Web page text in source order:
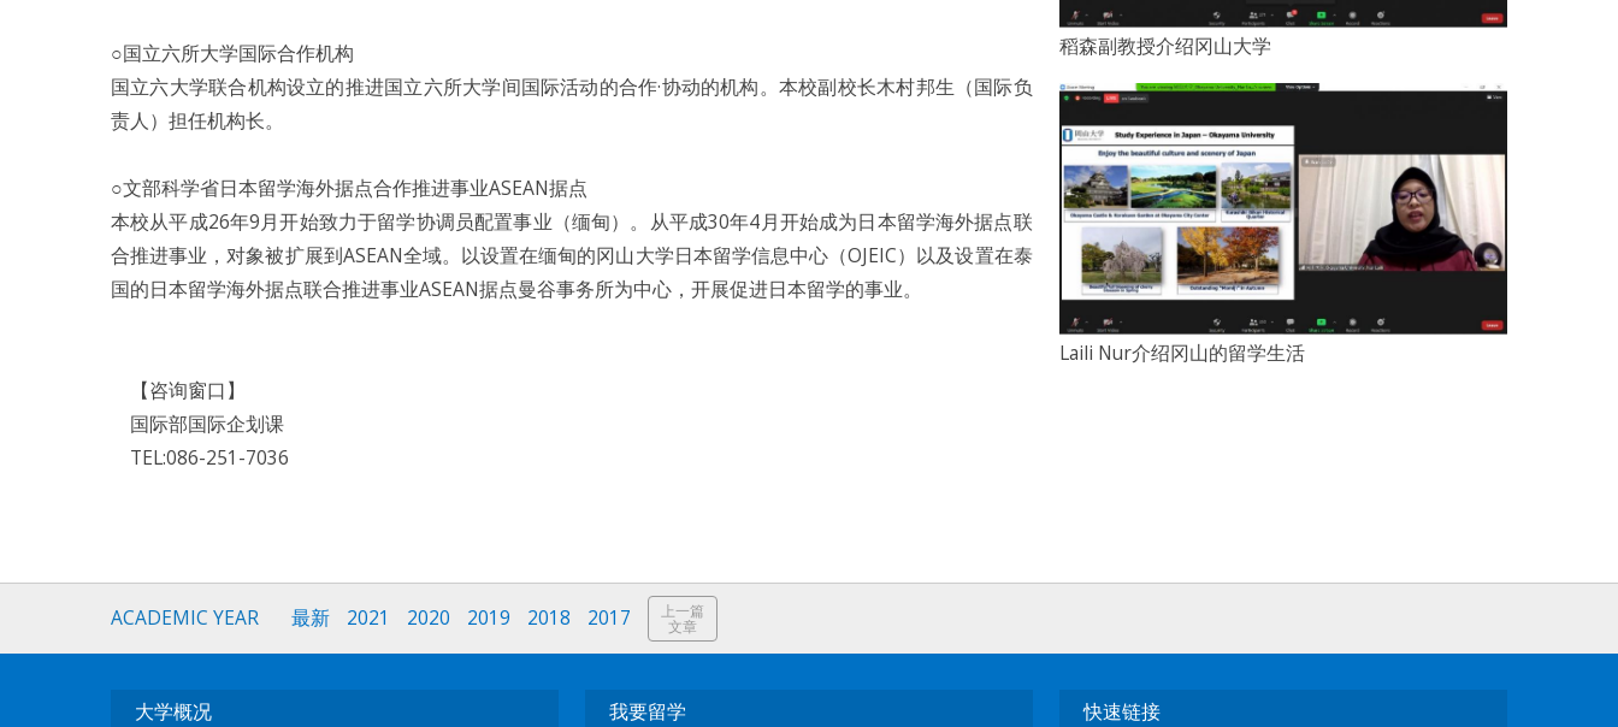
○国立六所大学国际合作机构
国立六大学联合机构设立的推进国立六所大学间国际活动的合作·协动的机构。本校副校长木村邦生（国际负
责人）担任机构长。
○文部科学省日本留学海外据点合作推进事业ASEAN据点
本校从平成26年9月开始致力于留学协调员配置事业（缅甸）。从平成30年4月开始成为日本留学海外据点联
合推进事业，对象被扩展到ASEAN全域。以设置在缅甸的冈山大学日本留学信息中心（OJEIC）以及设置在泰
国的日本留学海外据点联合推进事业ASEAN据点曼谷事务所为中心，开展促进日本留学的事业。
【咨询窗口】
国际部国际企划课
TEL:086-251-7036
稻森副教授介绍冈山大学
Laili Nur介绍冈山的留学生活
ACADEMIC YEAR 最新 2021 2020 2019 2018 2017 上一篇
文章
大学概况 我要留学 快速链接